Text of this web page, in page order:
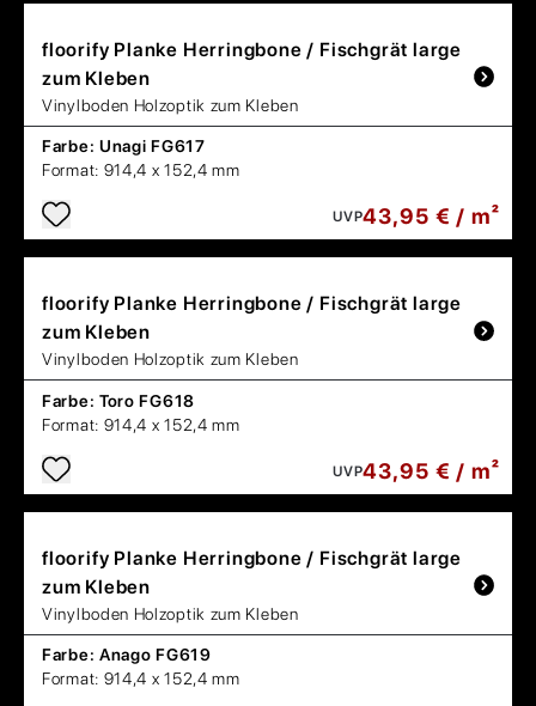
floorify Planke Herringbone / Fischgrät large
zum Kleben
Vinylboden Holzoptik zum Kleben
Farbe: Unagi FG617
Format: 914,4 x 152,4 mm
UVP43,95 € / m²
floorify Planke Herringbone / Fischgrät large
zum Kleben
Vinylboden Holzoptik zum Kleben
Farbe: Toro FG618
Format: 914,4 x 152,4 mm
UVP43,95 € / m²
floorify Planke Herringbone / Fischgrät large
zum Kleben
Vinylboden Holzoptik zum Kleben
Farbe: Anago FG619
Format: 914,4 x 152,4 mm